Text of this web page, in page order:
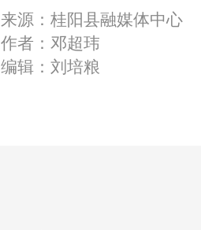
来源：桂阳县融媒体中心
作者：邓超玮
编辑：刘培粮